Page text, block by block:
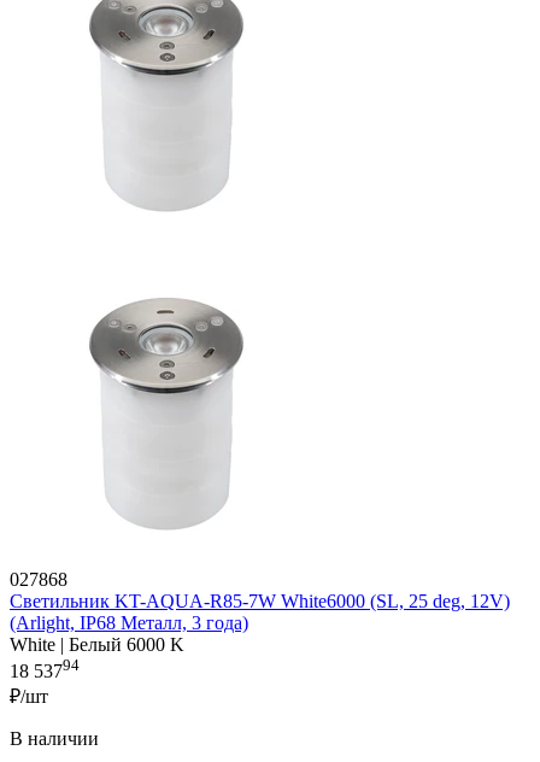
027868
Светильник KT-AQUA-R85-7W White6000 (SL, 25 deg, 12V)
(Arlight, IP68 Металл, 3 года)
White | Белый 6000 K
18 53794
₽/шт
В наличии